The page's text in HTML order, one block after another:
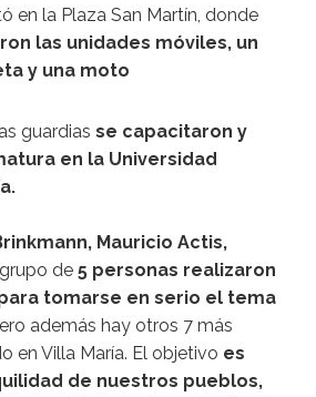
en la Plaza San Martín, donde
las unidades móviles, un
y una moto
guardias se capacitaron y
en la Universidad
Mauricio Actis,
de 5 personas realizaron
tomarse en serio el tema
además hay otros 7 más
en Villa María. El objetivo es
de nuestros pueblos,